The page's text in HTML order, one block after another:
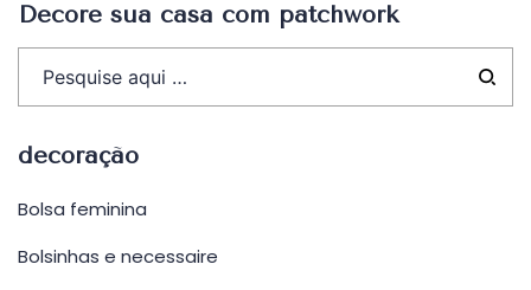
Decore sua casa com patchwork
decoração
Bolsa feminina
Bolsinhas e necessaire